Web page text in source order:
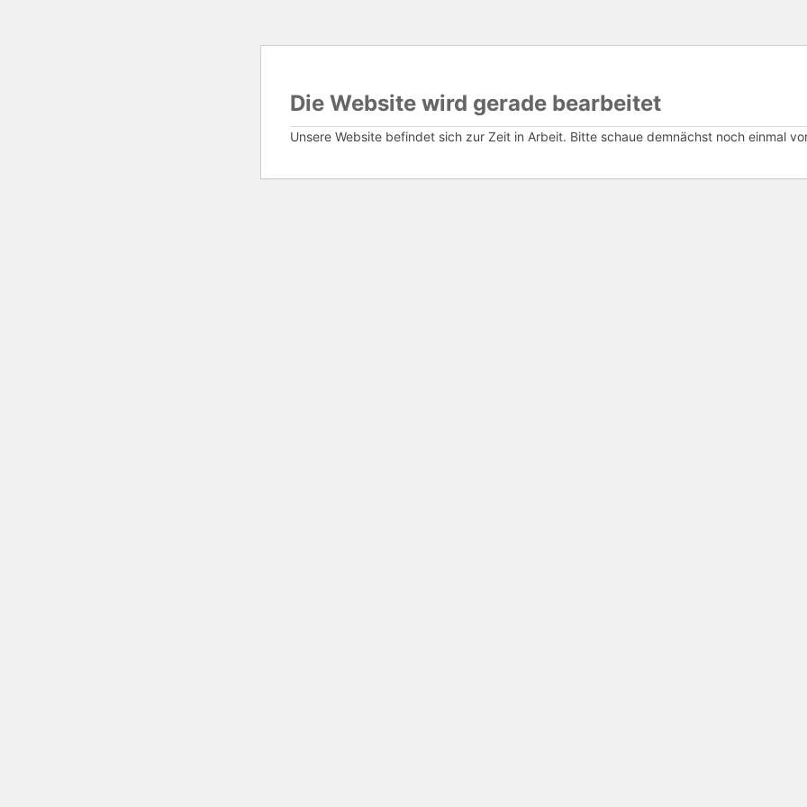
Die Website wird gerade bearbeitet
Unsere Website befindet sich zur Zeit in Arbeit. Bitte schaue demnächst noch einmal